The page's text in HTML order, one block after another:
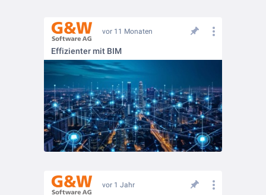
vor 11 Monaten
Effizienter mit BIM
vor 1 Jahr